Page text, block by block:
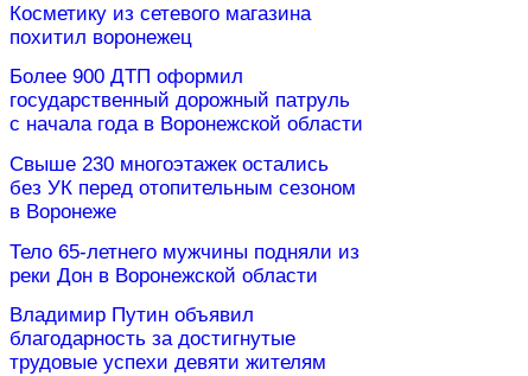
Косметику из сетевого магазина
похитил воронежец
Более 900 ДТП оформил
государственный дорожный патруль
с начала года в Воронежской области
Свыше 230 многоэтажек остались
без УК перед отопительным сезоном
в Воронеже
Тело 65-летнего мужчины подняли из
реки Дон в Воронежской области
Владимир Путин объявил
благодарность за достигнутые
трудовые успехи девяти жителям